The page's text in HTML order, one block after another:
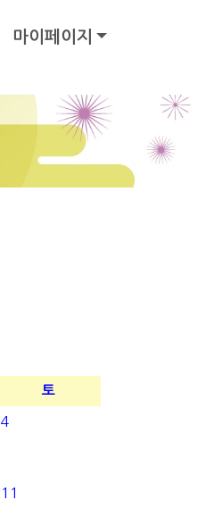
마이페이지
토
4
11